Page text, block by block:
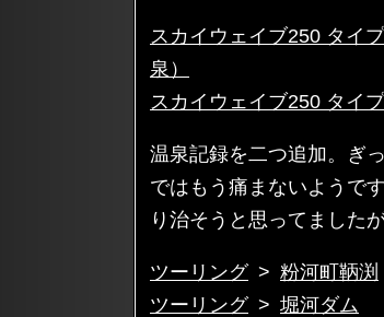
スカイウェイブ250 タイ
泉）
スカイウェイブ250 タイ
温泉記録を二つ追加。ぎ
ではもう痛まないようで
り治そうと思ってました
ツーリング> 粉河町鞆渕
ツーリング> 堀河ダム